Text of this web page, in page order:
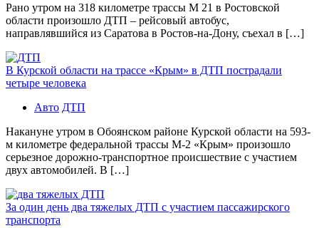
Рано утром на 318 километре трассы М 21 в Ростовской
области произошло ДТП – рейсовый автобус,
направлявшийся из Саратова в Ростов-на-Дону, съехал в […]
В Курской области на трассе «Крым» в ДТП пострадали
четыре человека
Авто ДТП
Накануне утром в Обоянском районе Курской области на 593-
м километре федеральной трассы М-2 «Крым» произошло
серьезное дорожно-транспортное происшествие с участием
двух автомобилей. В […]
За один день два тяжелых ДТП с участием пассажирского
транспорта